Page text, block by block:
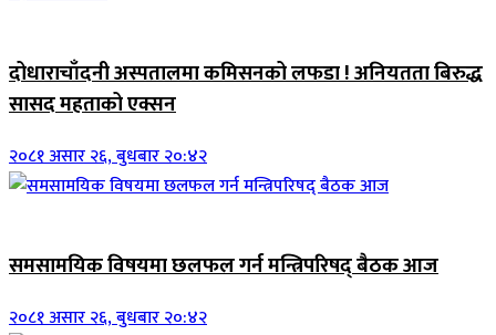
दोधाराचाँदनी अस्पतालमा कमिसनको लफडा ! अनियतता बिरुद्ध
सासद महताको एक्सन
२०८१ असार २६, बुधबार २०:४२
समसामयिक विषयमा छलफल गर्न मन्त्रिपरिषद् बैठक आज
२०८१ असार २६, बुधबार २०:४२